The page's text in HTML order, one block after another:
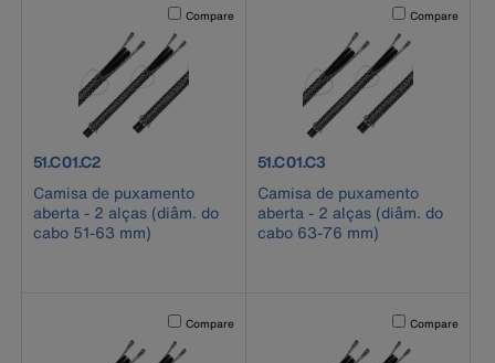
Activating this element will cause content on the page to
Compare
product number 51.C01.C2
51.C01.C2
Camisa de puxamento
aberta - 2 alças (diâm. do
cabo 51-63 mm)
Activating this
Compare
product number 51.C01.C3
51.C01.C3
Camisa de puxamento
aberta - 2 alças (diâm. do
cabo 63-76 mm)
Activating this element will cause content on the page to
Compare Activating this
Compare